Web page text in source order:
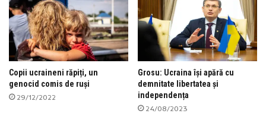
Copii ucraineni răpiți, un
genocid comis de ruși
29/12/2022
Grosu: Ucraina își apără cu
demnitate libertatea și
independența
24/08/2023